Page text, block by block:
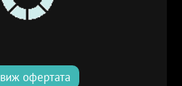
виж офертата